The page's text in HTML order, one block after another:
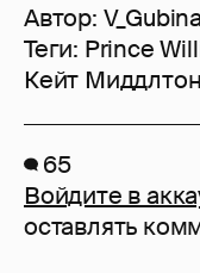
Автор: V_Gubina
Теги: Prince
Кейт Миддлтон
65
Войдите в
оставлять